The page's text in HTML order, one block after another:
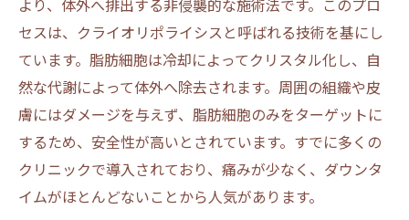
施術者が守るべき安全手順
脂肪冷却を受ける際の心構え
脂肪冷却の効果的な施術を受けるためには
脂肪冷却が持つ安全性とその科学的エビデンス
脂肪冷却の科学的根拠
研究データが示す脂肪冷却の安全性
脂肪冷却に関する最新の学術論文
より、体外へ排出する非侵襲的な施術法です。このプロ
セスは、クライオリポライシスと呼ばれる技術を基にし
ています。脂肪細胞は冷却によってクリスタル化し、自
然な代謝によって体外へ除去されます。周囲の組織や皮
膚にはダメージを与えず、脂肪細胞のみをターゲットに
するため、安全性が高いとされています。すでに多くの
クリニックで導入されており、痛みが少なく、ダウンタ
イムがほとんどないことから人気があります。